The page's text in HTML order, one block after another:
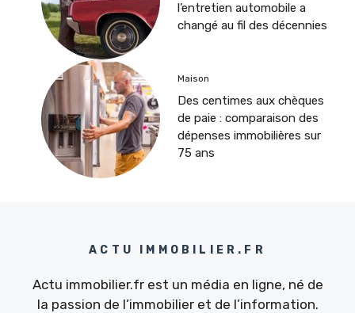
l’entretien automobile a
changé au fil des décennies
Maison
Des centimes aux chèques
de paie : comparaison des
dépenses immobilières sur
75 ans
ACTU IMMOBILIER.FR
Actu immobilier.fr est un média en ligne, né de
la passion de l’immobilier et de l’information.